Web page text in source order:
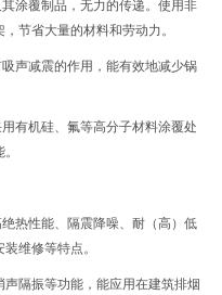
涂覆制品，无力的传递。使用非
节省大量的材料和劳动力。
声减震的作用，能有效地减少锅
有机硅、氟等高分子材料涂覆处
热性能、隔震降噪、耐（高）低
维修等特点。
隔振等功能，能应用在建筑排烟